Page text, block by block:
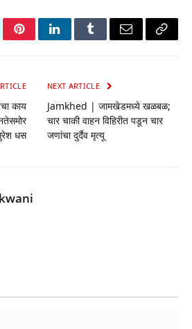
PinterestLinkedInTumblrEmail Copy
काय
धस
NEXT ARTICLE
Jamkhed | जामखेडमध्ये खळबळ;
चार चाकी वाहन विहिरीत पडून चार
जणांचा दुर्दैव मृत्यू